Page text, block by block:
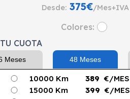
Desde: 375€/Mes+IVA
Colores:
CUOTA
Meses 48 Meses
10000 Km 389 €/MES
15000 Km
399 €/MES